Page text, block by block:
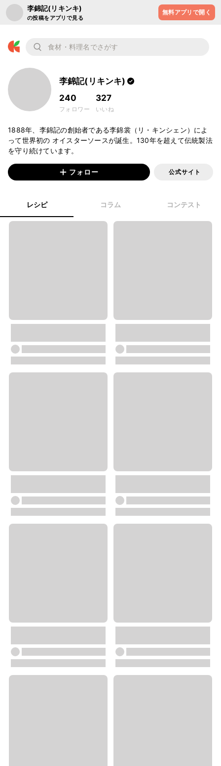
李錦記(リキンキ)
の投稿をアプリで見る
無料アプリで開く
李錦記(リキンキ)
240
フォロワー
327
いいね
1888年、李錦記の創始者である李錦裳（リ・キンシェン）によ
って世界初の オイスターソースが誕生。130年を超えて伝統製法
を守り続けています。
フォロー 公式サイト
レシピ コラム コンテスト